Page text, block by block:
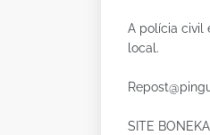
A polícia civil
local.
SITE